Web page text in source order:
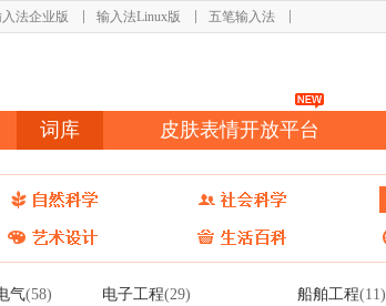
法企业版 输入法Linux版 五笔输入法
词库 皮肤表情开放平台
气(58) 电子工程(29) 船舶工程(11)